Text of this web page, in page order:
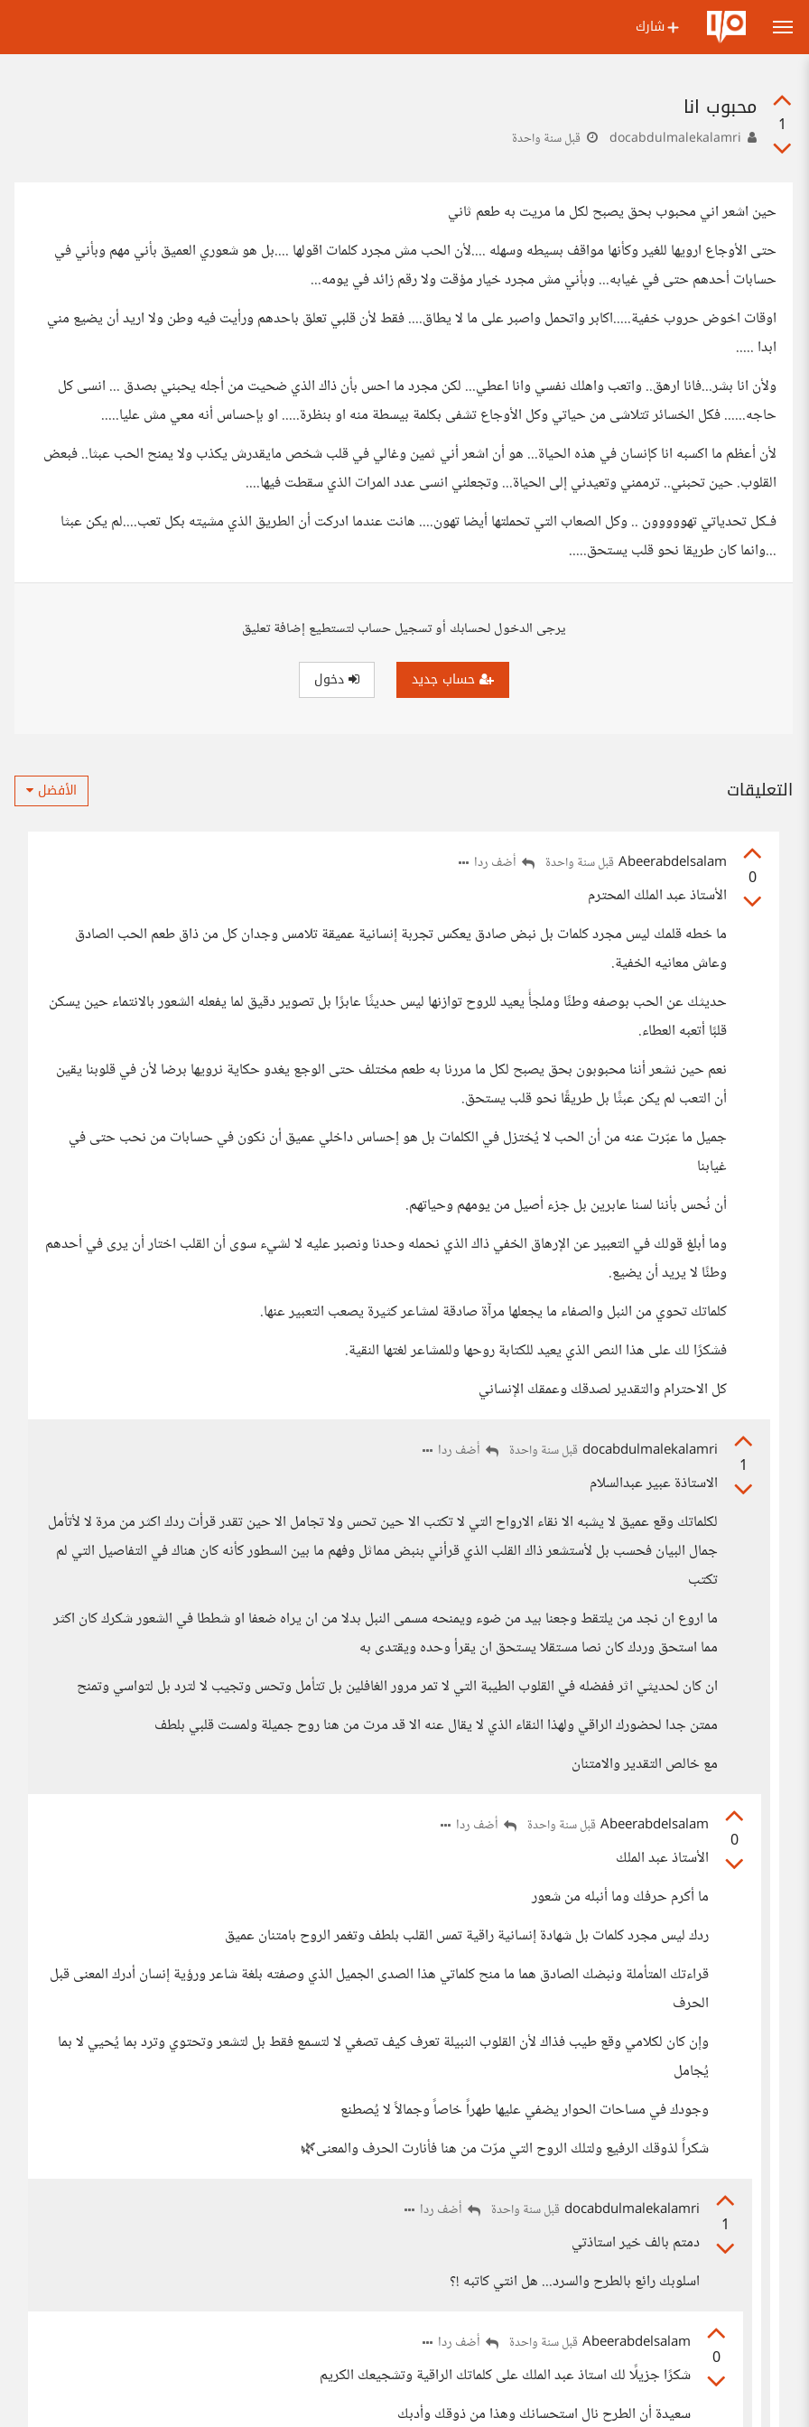
شارك
1
محبوب انا
قبل سنة واحدة
حين اشعر اني محبوب بحق يصبح لكل ما مريت به طعم ثاني
حتى الأوجاع ارويها للغير وكأنها مواقف بسيطه وسهله ....لأن الحب مش مجرد كلمات اقولها ....بل هو شعوري العميق بأني مهم وبأني في
حسابات أحدهم حتى في غيابه... وبأني مش مجرد خيار مؤقت ولا رقم زائد في يومه...
اوقات اخوض حروب خفية.....اكابر واتحمل واصبر على ما لا يطاق.... فقط لأن قلبي تعلق باحدهم ورأيت فيه وطن ولا اريد أن يضيع مني
ابدا .....
ولأن انا بشر...فانا ارهق.. واتعب واهلك نفسي وانا اعطي... لكن مجرد ما احس بأن ذاك الذي ضحيت من أجله يحبني بصدق ... انسى كل
حاجه...... فكل الخسائر تتلاشى من حياتي وكل الأوجاع تشفى بكلمة بيسطة منه او بنظرة..... او بإحساس أنه معي مش عليا.....
لأن أعظم ما اكسبه انا كإنسان في هذه الحياة... هو أن اشعر أني ثمين وغالي في قلب شخص مايقدرش يكذب ولا يمنح الحب عبثا.. فبعض
القلوب. حين تحبني.. ترممني وتعيدني إلى الحياة... وتجعلني انسى عدد المرات الذي سقطت فيها....
فـكل تحدياتي تهووووون .. وكل الصعاب التي تحملتها أيضا تهون.... هانت عندما ادركت أن الطريق الذي مشيته بكل تعب....لم يكن عبثا
...وانما كان طريقا نحو قلب يستحق.....
يرجى الدخول لحسابك أو تسجيل حساب لتستطيع إضافة تعليق
حساب جديد دخول
التعليقات الأفضل
0
Abeerabdelsalam قبل سنة واحدة أضف ردا
الأستاذ عبد الملك المحترم
ما خطه قلمك ليس مجرد كلمات بل نبض صادق يعكس تجربة إنسانية عميقة تلامس وجدان كل من ذاق طعم الحب الصادق
وعاش معانيه الخفية.
حديثك عن الحب بوصفه وطنًا وملجأً يعيد للروح توازنها ليس حديثًا عابرًا بل تصوير دقيق لما يفعله الشعور بالانتماء حين يسكن
قلبًا أتعبه العطاء.
نعم حين نشعر أننا محبوبون بحق يصبح لكل ما مررنا به طعم مختلف حتى الوجع يغدو حكاية نرويها برضا لأن في قلوبنا يقين
أن التعب لم يكن عبثًا بل طريقًا نحو قلب يستحق.
جميل ما عبّرت عنه من أن الحب لا يُختزل في الكلمات بل هو إحساس داخلي عميق أن نكون في حسابات من نحب حتى في
غيابنا
أن نُحس بأننا لسنا عابرين بل جزء أصيل من يومهم وحياتهم.
وما أبلغ قولك في التعبير عن الإرهاق الخفي ذاك الذي نحمله وحدنا ونصبر عليه لا لشيء سوى أن القلب اختار أن يرى في أحدهم
وطنًا لا يريد أن يضيع.
كلماتك تحوي من النبل والصفاء ما يجعلها مرآة صادقة لمشاعر كثيرة يصعب التعبير عنها.
فشكرًا لك على هذا النص الذي يعيد للكتابة روحها وللمشاعر لغتها النقية.
كل الاحترام والتقدير لصدقك وعمقك الإنساني
1
docabdulmalekalamri قبل سنة واحدة أضف ردا
الاستاذة عبير عبدالسلام
لكلماتك وقع عميق لا يشبه الا نقاء الارواح التي لا تكتب الا حين تحس ولا تجامل الا حين تقدر قرأت ردك اكثر من مرة لا لأتأمل
جمال البيان فحسب بل لأستشعر ذاك القلب الذي قرأني بنبض مماثل وفهم ما بين السطور كأنه كان هناك في التفاصيل التي لم
تكتب
ما اروع ان نجد من يلتقط وجعنا بيد من ضوء ويمنحه مسمى النبل بدلا من ان يراه ضعفا او شططا في الشعور شكرك كان اكثر
مما استحق وردك كان نصا مستقلا يستحق ان يقرأ وحده ويقتدى به
ان كان لحديثي اثر ففضله في القلوب الطيبة التي لا تمر مرور الغافلين بل تتأمل وتحس وتجيب لا لترد بل لتواسي وتمنح
ممتن جدا لحضورك الراقي ولهذا النقاء الذي لا يقال عنه الا قد مرت من هنا روح جميلة ولمست قلبي بلطف
مع خالص التقدير والامتنان
0
Abeerabdelsalam قبل سنة واحدة أضف ردا
الأستاذ عبد الملك
ما أكرم حرفك وما أنبله من شعور
ردك ليس مجرد كلمات بل شهادة إنسانية راقية تمس القلب بلطف وتغمر الروح بامتنان عميق
قراءتك المتأملة ونبضك الصادق هما ما منح كلماتي هذا الصدى الجميل الذي وصفته بلغة شاعر ورؤية إنسان أدرك المعنى قبل
الحرف
وإن كان لكلامي وقع طيب فذاك لأن القلوب النبيلة تعرف كيف تصغي لا لتسمع فقط بل لتشعر وتحتوي وترد بما يُحيي لا بما
يُجامل
وجودك في مساحات الحوار يضفي عليها طهراً خاصاً وجمالاً لا يُصطنع
شكراً لذوقك الرفيع ولتلك الروح التي مرّت من هنا فأنارت الحرف والمعنى🌿
1
docabdulmalekalamri قبل سنة واحدة أضف ردا
دمتم بالف خير استاذتي
اسلوبك رائع بالطرح والسرد... هل انتي كاتبه !؟
0
Abeerabdelsalam قبل سنة واحدة أضف ردا
شكرًا جزيلًا لك استاذ عبد الملك على كلماتك الراقية وتشجيعك الكريم
سعيدة أن الطرح نال استحسانك وهذا من ذوقك وأدبك